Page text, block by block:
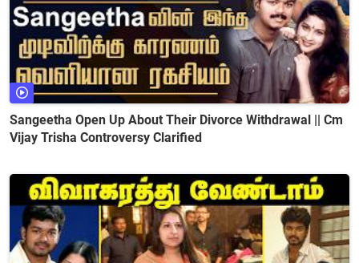
Sangeetha Open Up About Their Divorce Withdrawal || Cm
Vijay Trisha Controversy Clarified